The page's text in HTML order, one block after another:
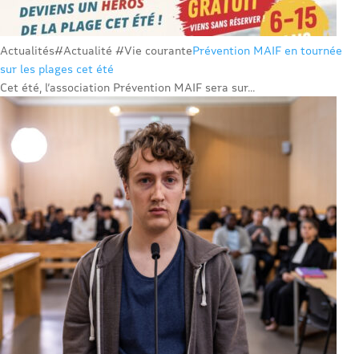
Actualités#Actualité #Vie courantePrévention MAIF en tournée
sur les plages cet été
Cet été, l’association Prévention MAIF sera sur...